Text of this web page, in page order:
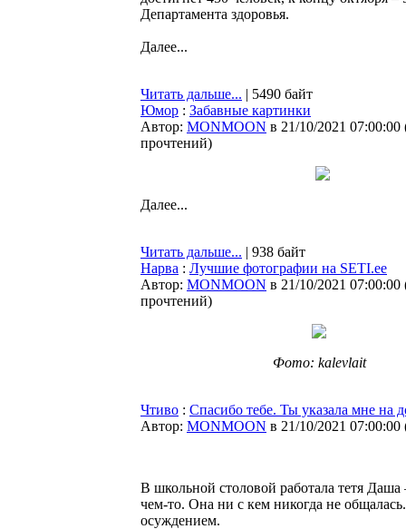
Департамента здоровья.
Далее...
Читать дальше... | 5490 байт
Юмор : Забавные картинки
Автор: MONMOON в 21/10/2021 07:00:00
прочтений)
Далее...
Читать дальше... | 938 байт
Нарва : Лучшие фотографии на SETI.ee
Автор: MONMOON в 21/10/2021 07:00:00
прочтений)
Фото: kalevlait
Чтиво : Спасибо тебе. Ты указала мне на
Автор: MONMOON в 21/10/2021 07:00:00
В школьной столовой работала тетя
чем-то. Она ни с кем никогда не
осуждением.